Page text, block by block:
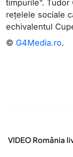
timpurile”.
rețelele sociale
echivalentul
© G4Media.ro.
VIDEO România